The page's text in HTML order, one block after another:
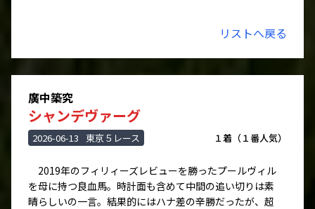
リストへ戻る
廣中築究
シャンデヴァーグ
2026-06-13 東京５レース １着（１番人気）
2019年のフィリィーズレビューを勝ったプールヴィル
を母に持つ良血馬。時計面も含めて中間の追い切りは素
晴らしいの一言。結果的にはハナ差の辛勝だったが、超